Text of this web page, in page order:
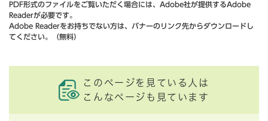
PDF形式のファイルをご覧いただく場合には、Adobe社が提供するAdobe
Readerが必要です。
Adobe Readerをお持ちでない方は、バナーのリンク先からダウンロードし
てください。（無料）
このページを見ている人は
こんなページも見ています